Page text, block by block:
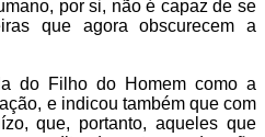
por si, não é capaz de se
que agora obscurecem a
do Filho do Homem como a
e indicou também que com
que, portanto, aqueles que